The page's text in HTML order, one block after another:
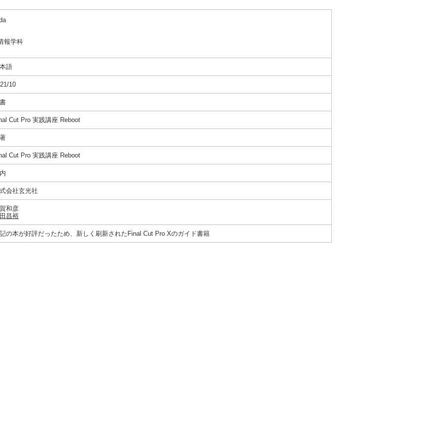
報学科
語
10
Cut Pro 実践講座 Reboot
Cut Pro 実践講座 Reboot
会社玄光社
和彦
昌裕
の本が好評だったため、新しく刷新されたFinal Cut Pro Xのガイド書籍